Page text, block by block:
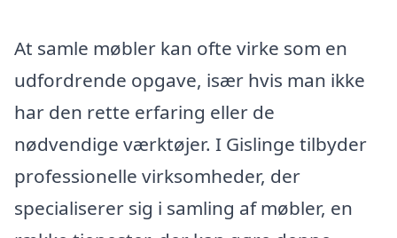
At samle møbler kan ofte virke som en
udfordrende opgave, især hvis man ikke
har den rette erfaring eller de
nødvendige værktøjer. I Gislinge tilbyder
professionelle virksomheder, der
specialiserer sig i samling af møbler, en